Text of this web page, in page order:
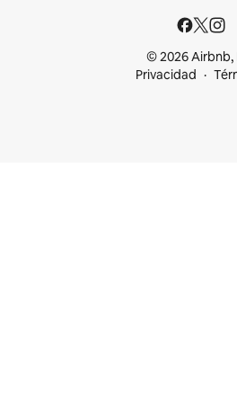
© 2026 Airbnb,
Privacidad